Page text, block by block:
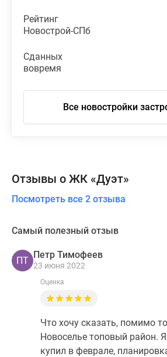
Рейтинг
Новострой-СПб
Сданных
вовремя
Все новостройки
Отзывы о ЖК «Дуэт»
Посмотреть все 2 отзыва
Самый полезный отзыв
ПТ
Петр Тимофеев
23 июня 2022
Оценка
Что хочу сказать, помимо
Новоселье топовый район.
купил в феврале,